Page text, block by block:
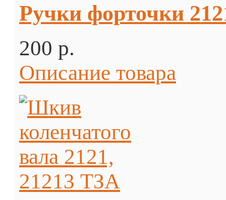
Ручки форточки
200 p.
Описание товара